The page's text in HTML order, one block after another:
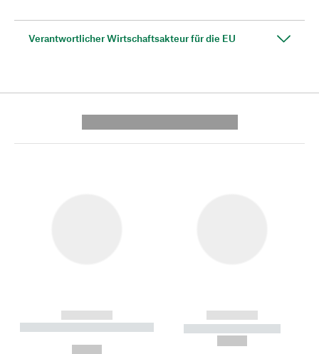
Verantwortlicher Wirtschaftsakteur für die EU
------------
----------- ----------- --------
------------
----------- -----------